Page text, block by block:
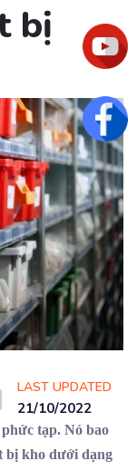
bị
LAST UPDATED
21/10/2022
tạp. Nó bao
bị kho dưới dạng